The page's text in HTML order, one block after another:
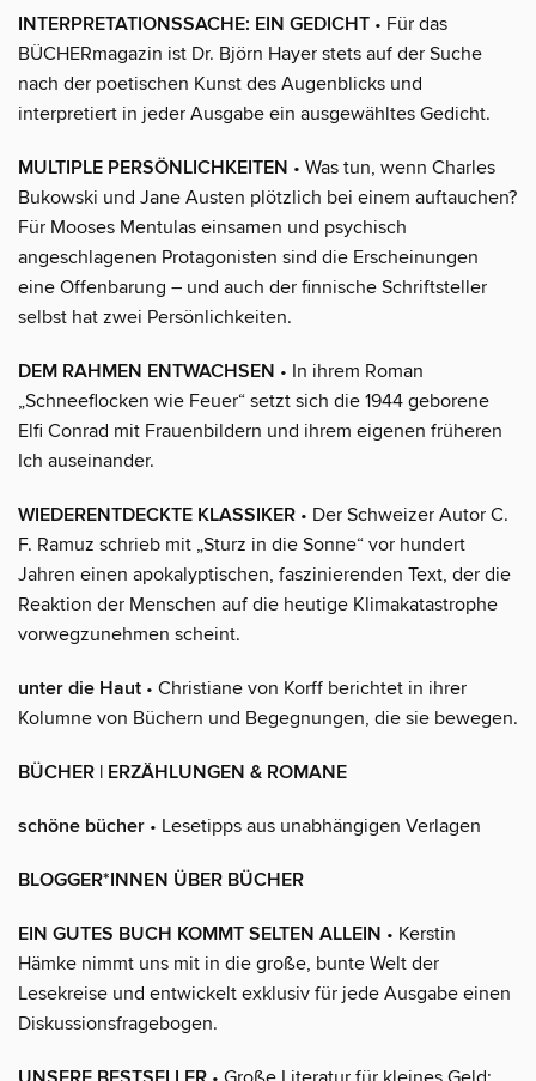
INTERPRETATIONSSACHE: EIN GEDICHT • Für das
BÜCHERmagazin ist Dr. Björn Hayer stets auf der Suche
nach der poetischen Kunst des Augenblicks und
interpretiert in jeder Ausgabe ein ausgewähltes Gedicht.
MULTIPLE PERSÖNLICHKEITEN • Was tun, wenn Charles
Bukowski und Jane Austen plötzlich bei einem auftauchen?
Für Mooses Mentulas einsamen und psychisch
angeschlagenen Protagonisten sind die Erscheinungen
eine Offenbarung – und auch der finnische Schriftsteller
selbst hat zwei Persönlichkeiten.
DEM RAHMEN ENTWACHSEN • In ihrem Roman
„Schneeflocken wie Feuer“ setzt sich die 1944 geborene
Elfi Conrad mit Frauenbildern und ihrem eigenen früheren
Ich auseinander.
WIEDERENTDECKTE KLASSIKER • Der Schweizer Autor C.
F. Ramuz schrieb mit „Sturz in die Sonne“ vor hundert
Jahren einen apokalyptischen, faszinierenden Text, der die
Reaktion der Menschen auf die heutige Klimakatastrophe
vorwegzunehmen scheint.
unter die Haut • Christiane von Korff berichtet in ihrer
Kolumne von Büchern und Begegnungen, die sie bewegen.
BÜCHER | ERZÄHLUNGEN & ROMANE
schöne bücher • Lesetipps aus unabhängigen Verlagen
BLOGGER*INNEN ÜBER BÜCHER
EIN GUTES BUCH KOMMT SELTEN ALLEIN • Kerstin
Hämke nimmt uns mit in die große, bunte Welt der
Lesekreise und entwickelt exklusiv für jede Ausgabe einen
Diskussionsfragebogen.